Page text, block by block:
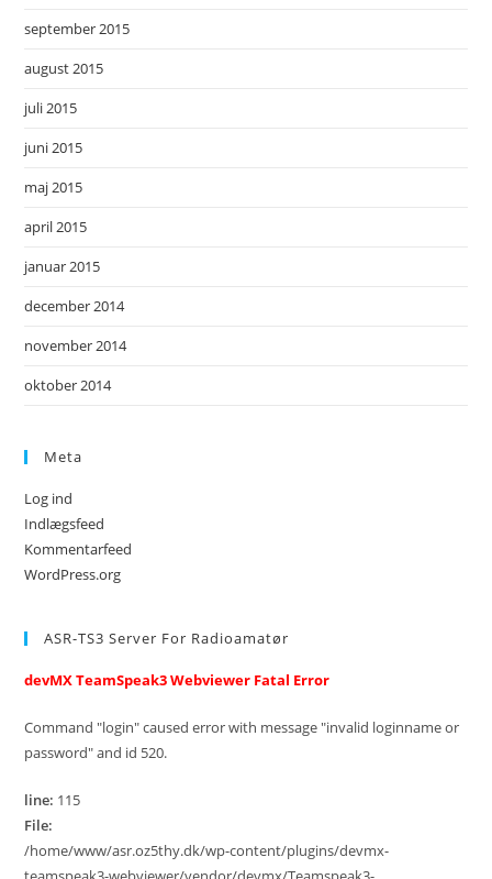
september 2015
august 2015
juli 2015
juni 2015
maj 2015
april 2015
januar 2015
december 2014
november 2014
oktober 2014
Meta
Log ind
Indlægsfeed
Kommentarfeed
WordPress.org
ASR-TS3 Server For Radioamatør
devMX TeamSpeak3 Webviewer Fatal Error
Command "login" caused error with message "invalid loginname or
password" and id 520.
line: 115
File:
/home/www/asr.oz5thy.dk/wp-content/plugins/devmx-